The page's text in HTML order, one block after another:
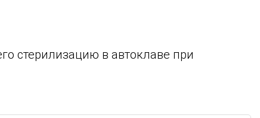
стерилизацию в автоклаве при